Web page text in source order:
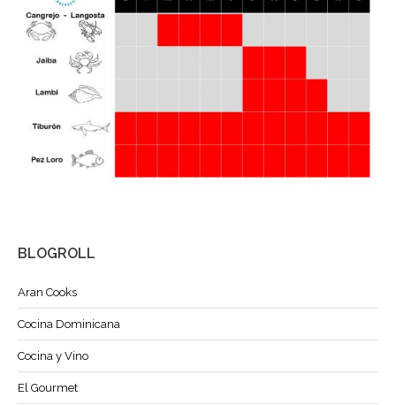
BLOGROLL
Aran Cooks
Cocina Dominicana
Cocina y Vino
El Gourmet